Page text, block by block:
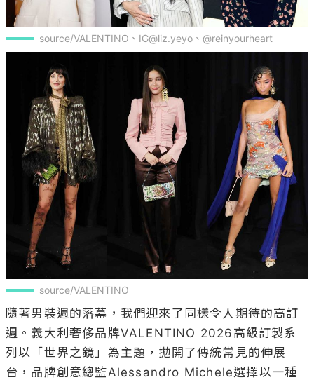
source/VALENTINO、IG@liz.yeyo、@reinyourheart
source/VALENTINO
隨著男裝週的落幕，我們迎來了同樣令人期待的高訂
週。義大利奢侈品牌VALENTINO 2026高級訂製系
列以「世界之鏡」為主題，拋開了傳統常見的伸展
台，品牌創意總監Alessandro Michele選擇以一種